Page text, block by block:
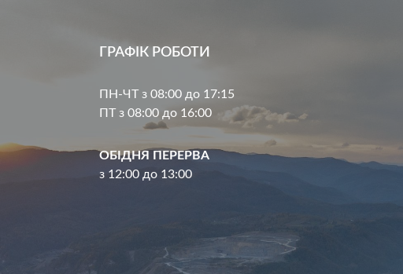
ГРАФІК РОБОТИ
ПН-ЧТ з 08:00 до 17:15
ПТ з 08:00 до 16:00
ОБІДНЯ ПЕРЕРВА
з 12:00 до 13:00